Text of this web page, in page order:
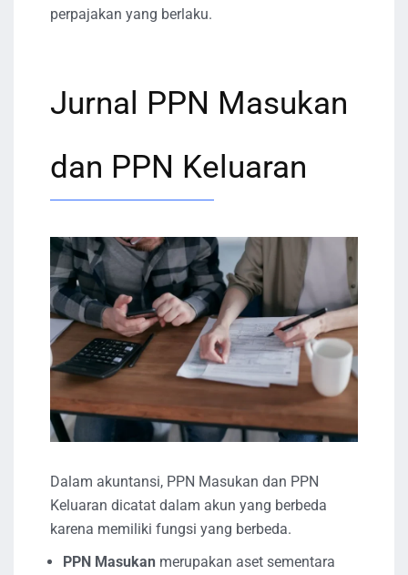
perpajakan yang berlaku.
Jurnal PPN Masukan
dan PPN Keluaran
Dalam akuntansi, PPN Masukan dan PPN
Keluaran dicatat dalam akun yang berbeda
karena memiliki fungsi yang berbeda.
PPN Masukan merupakan aset sementara